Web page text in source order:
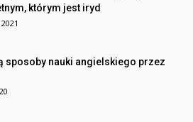
którym jest iryd
sposoby nauki angielskiego przez